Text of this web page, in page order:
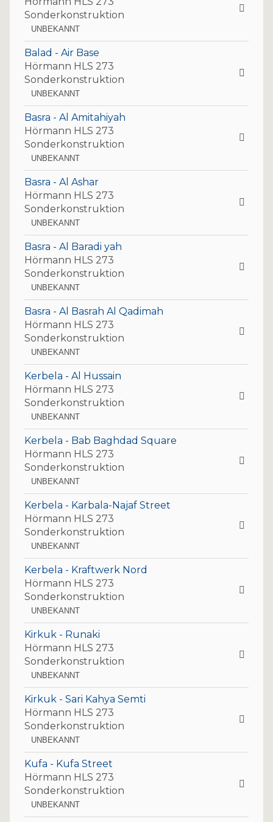
Sonderkonstruktion
UNBEKANNT
Balad - Air Base
Hörmann HLS 273
Sonderkonstruktion
UNBEKANNT
Basra - Al Amitahiyah
Hörmann HLS 273
Sonderkonstruktion
UNBEKANNT
Basra - Al Ashar
Hörmann HLS 273
Sonderkonstruktion
UNBEKANNT
Basra - Al Baradi yah
Hörmann HLS 273
Sonderkonstruktion
UNBEKANNT
Basra - Al Basrah Al Qadimah
Hörmann HLS 273
Sonderkonstruktion
UNBEKANNT
Kerbela - Al Hussain
Hörmann HLS 273
Sonderkonstruktion
UNBEKANNT
Kerbela - Bab Baghdad Square
Hörmann HLS 273
Sonderkonstruktion
UNBEKANNT
Kerbela - Karbala-Najaf Street
Hörmann HLS 273
Sonderkonstruktion
UNBEKANNT
Kerbela - Kraftwerk Nord
Hörmann HLS 273
Sonderkonstruktion
UNBEKANNT
Kirkuk - Runaki
Hörmann HLS 273
Sonderkonstruktion
UNBEKANNT
Kirkuk - Sari Kahya Semti
Hörmann HLS 273
Sonderkonstruktion
UNBEKANNT
Kufa - Kufa Street
Hörmann HLS 273
Sonderkonstruktion
UNBEKANNT